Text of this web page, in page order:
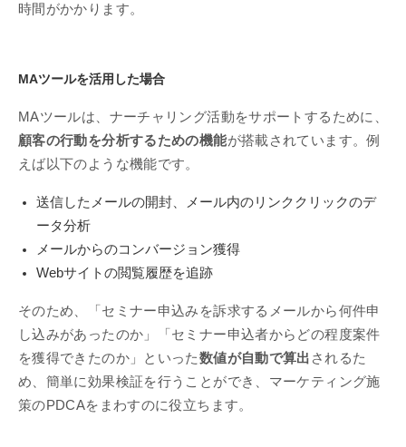
時間がかかります。
MAツールを活用した場合
MAツールは、ナーチャリング活動をサポートするために、
顧客の行動を分析するための機能が搭載されています。例
えば以下のような機能です。
送信したメールの開封、メール内のリンククリックのデ
ータ分析
メールからのコンバージョン獲得
Webサイトの閲覧履歴を追跡
そのため、「セミナー申込みを訴求するメールから何件申
し込みがあったのか」「セミナー申込者からどの程度案件
を獲得できたのか」といった数値が自動で算出 されるた
め、簡単に効果検証を行うことができ、マーケティング施
策のPDCAをまわすのに役立ちます。